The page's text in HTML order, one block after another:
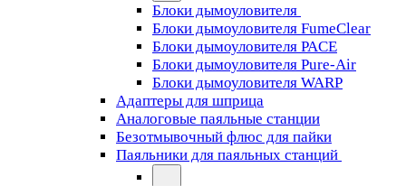
Блоки дымоуловителя
Блоки дымоуловителя FumeClear
Блоки дымоуловителя PACE
Блоки дымоуловителя Pure-Air
Блоки дымоуловителя WARP
Адаптеры для шприца
Аналоговые паяльные станции
Безотмывочный флюс для пайки
Паяльники для паяльных станций